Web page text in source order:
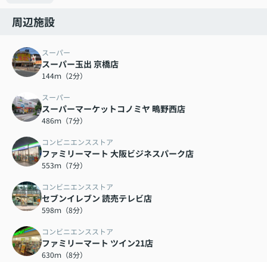
周辺施設
スーパー
スーパー玉出 京橋店
144ｍ（2分）
スーパー
スーパーマーケットコノミヤ 鴫野西店
486ｍ（7分）
コンビニエンスストア
ファミリーマート 大阪ビジネスパーク店
553ｍ（7分）
コンビニエンスストア
セブンイレブン 読売テレビ店
598ｍ（8分）
コンビニエンスストア
ファミリーマート ツイン21店
630ｍ（8分）